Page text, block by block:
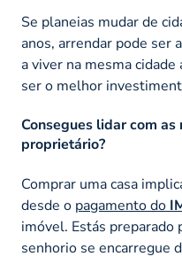
Se planeias mudar de
anos, arrendar pode ser
a viver na mesma
ser o melhor
Consegues lidar com
proprietário?
Comprar uma casa
desde o pagamento do
imóvel. Estás preparado
senhorio se encarregue